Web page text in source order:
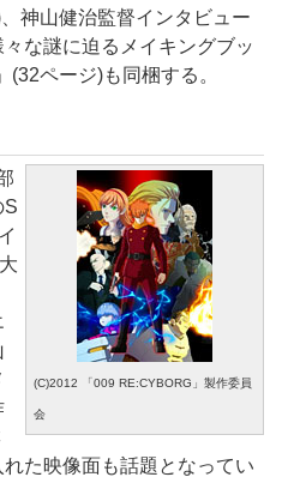
神山健治監督インタビュー
な謎に迫るメイキングブッ
ページ)も同梱する。
(C)2012 「009 RE:CYBORG」製作委員
会
S
た映像面も話題となってい